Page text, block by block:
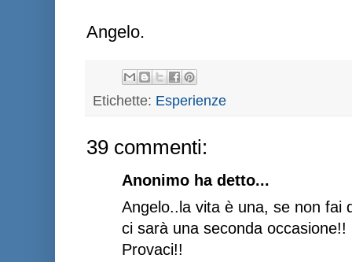
Angelo.
Etichette: Esperienze
39 commenti:
Anonimo ha detto...
Angelo..la vita è una, se non fai
ci sarà una seconda occasione!!
Provaci!!